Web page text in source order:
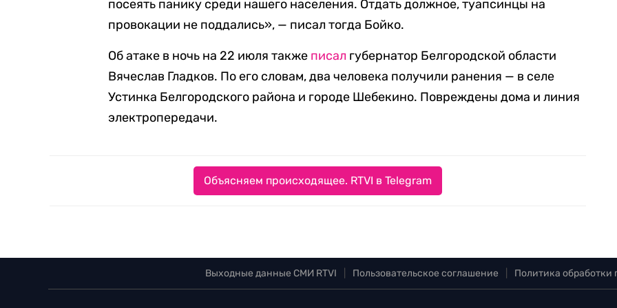
посеять панику среди нашего населения. Отдать должное, туапсинцы на
провокации не поддались», — писал тогда Бойко.
Об атаке в ночь на 22 июля также писал губернатор Белгородской области
Вячеслав Гладков. По его словам, два человека получили ранения — в селе
Устинка Белгородского района и городе Шебекино. Повреждены дома и линия
электропередачи.
Объясняем происходящее. RTVI в Telegram
Выходные данные СМИ RTVI Пользовательское соглашение Политика